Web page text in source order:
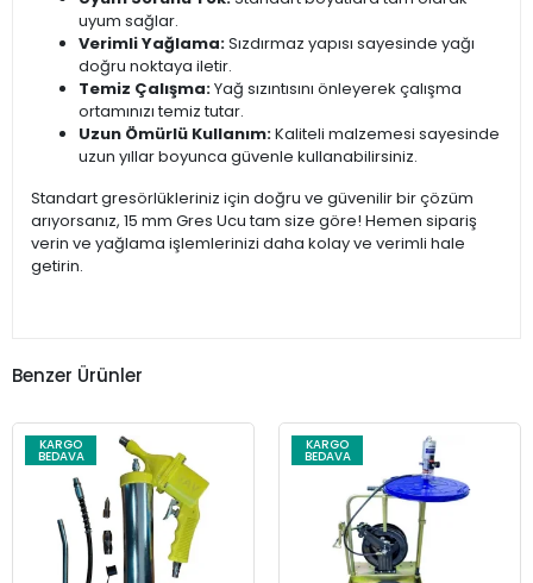
uyum sağlar.
Verimli Yağlama:Sızdırmaz yapısı sayesinde yağı
doğru noktaya iletir.
Temiz Çalışma:Yağ sızıntısını önleyerek çalışma
ortamınızı temiz tutar.
Uzun Ömürlü Kullanım:Kaliteli malzemesi sayesinde
uzun yıllar boyunca güvenle kullanabilirsiniz.
Standart gresörlükleriniz için doğru ve güvenilir bir çözüm
arıyorsanız, 15 mm Gres Ucu tam size göre! Hemen sipariş
verin ve yağlama işlemlerinizi daha kolay ve verimli hale
getirin.
Benzer Ürünler
KARGO
BEDAVA
KARGO
BEDAVA